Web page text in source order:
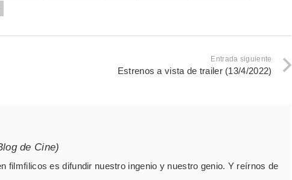
Entrada siguiente
Estrenos a vista de trailer (13/4/2022)
de Cine)
filmfilicos es difundir nuestro ingenio y nuestro genio. Y reírnos de